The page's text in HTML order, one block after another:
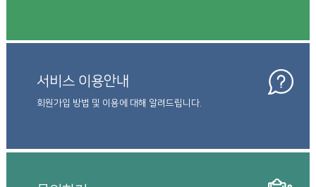
서비스 이용안내
회원가입 방법 및 이용에 대해 알려드립니다.